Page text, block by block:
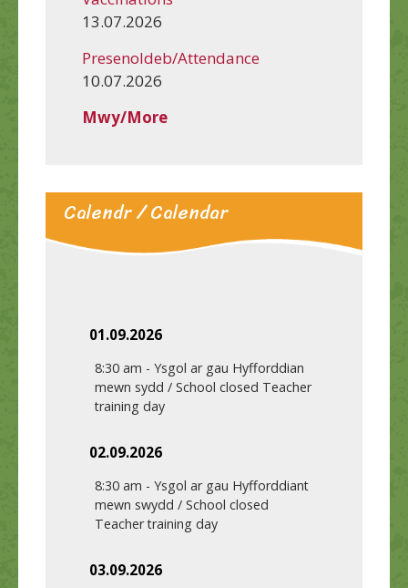
13.07.2026
Presenoldeb/Attendance
10.07.2026
Mwy/More
Calendr / Calendar
01.09.2026
8:30 am - Ysgol ar gau Hyfforddian
mewn sydd / School closed Teacher
training day
02.09.2026
8:30 am - Ysgol ar gau Hyfforddiant
mewn swydd / School closed
Teacher training day
03.09.2026